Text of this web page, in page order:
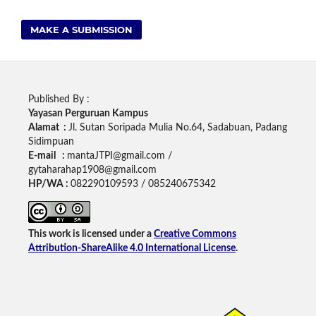
MAKE A SUBMISSION
Published By :
Yayasan Perguruan Kampus
Alamat : Jl. Sutan Soripada Mulia No.64, Sadabuan, Padang
Sidimpuan
E-mail : mantaJTPI@gmail.com /
gytaharahap1908@gmail.com
HP/WA : 082290109593 / 085240675342
This work is licensed under a Creative Commons
Attribution-ShareAlike 4.0 International License.